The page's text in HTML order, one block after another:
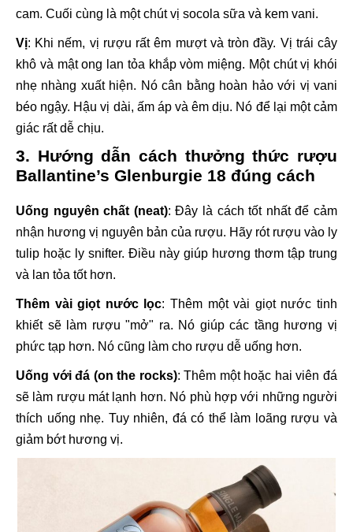
cam. Cuối cùng là một chút vị socola sữa và kem vani.
Vị: Khi nếm, vị rượu rất êm mượt và tròn đầy. Vị trái cây
khô và mật ong lan tỏa khắp vòm miệng. Một chút vị khói
nhẹ nhàng xuất hiện. Nó cân bằng hoàn hảo với vị vani
béo ngậy. Hậu vị dài, ấm áp và êm dịu. Nó để lại một cảm
giác rất dễ chịu.
3. Hướng dẫn cách thưởng thức rượu
Ballantine’s Glenburgie 18 đúng cách
Uống nguyên chất (neat): Đây là cách tốt nhất để cảm
nhận hương vị nguyên bản của rượu. Hãy rót rượu vào ly
tulip hoặc ly snifter. Điều này giúp hương thơm tập trung
và lan tỏa tốt hơn.
Thêm vài giọt nước lọc: Thêm một vài giọt nước tinh
khiết sẽ làm rượu "mở" ra. Nó giúp các tầng hương vị
phức tạp hơn. Nó cũng làm cho rượu dễ uống hơn.
Uống với đá (on the rocks): Thêm một hoặc hai viên đá
sẽ làm rượu mát lạnh hơn. Nó phù hợp với những người
thích uống nhẹ. Tuy nhiên, đá có thể làm loãng rượu và
giảm bớt hương vị.